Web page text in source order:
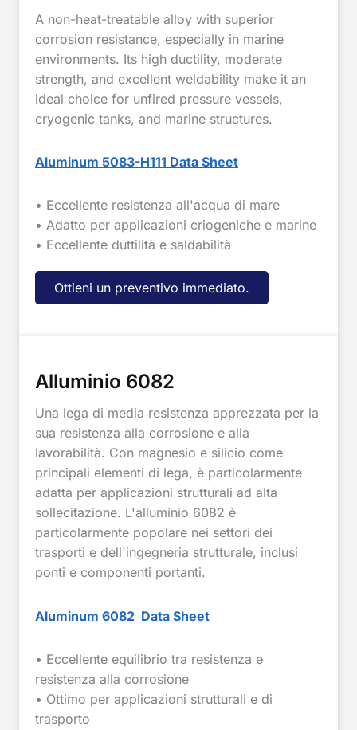
A non-heat-treatable alloy with superior
corrosion resistance, especially in marine
environments. Its high ductility, moderate
strength, and excellent weldability make it an
ideal choice for unfired pressure vessels,
cryogenic tanks, and marine structures.
Aluminum 5083-H111 Data Sheet
• Eccellente resistenza all'acqua di mare
• Adatto per applicazioni criogeniche e marine
• Eccellente duttilità e saldabilità
Ottieni un preventivo immediato.
Alluminio 6082
Una lega di media resistenza apprezzata per la
sua resistenza alla corrosione e alla
lavorabilità. Con magnesio e silicio come
principali elementi di lega, è particolarmente
adatta per applicazioni strutturali ad alta
sollecitazione. L'alluminio 6082 è
particolarmente popolare nei settori dei
trasporti e dell'ingegneria strutturale, inclusi
ponti e componenti portanti.
Aluminum 6082 Data Sheet
• Eccellente equilibrio tra resistenza e
resistenza alla corrosione
• Ottimo per applicazioni strutturali e di
trasporto